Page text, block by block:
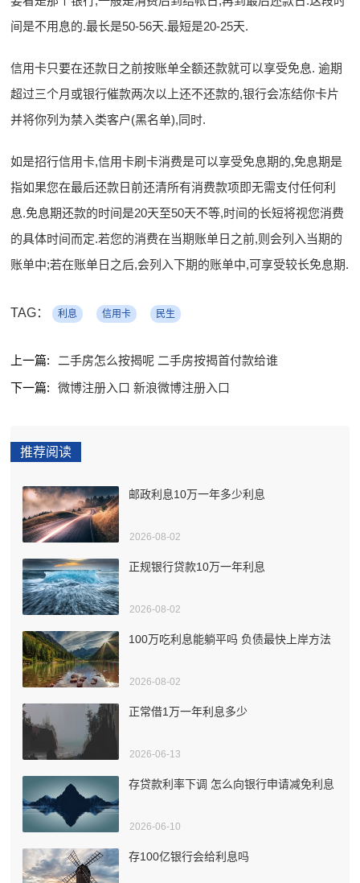
间是不用息的.最长是50-56天.最短是20-25天.
信用卡只要在还款日之前按账单全额还款就可以享受免息. 逾期
超过三个月或银行催款两次以上还不还款的,银行会冻结你卡片
并将你列为禁入类客户(黑名单),同时.
如是招行信用卡,信用卡刷卡消费是可以享受免息期的,免息期是
指如果您在最后还款日前还清所有消费款项即无需支付任何利
息.免息期还款的时间是20天至50天不等,时间的长短将视您消费
的具体时间而定.若您的消费在当期账单日之前,则会列入当期的
账单中;若在账单日之后,会列入下期的账单中,可享受较长免息期.
TAG： 利息 信用卡 民生
上一篇:
二手房怎么按揭呢 二手房按揭首付款给谁
下一篇:
微博注册入口 新浪微博注册入口
推荐阅读
邮政利息10万一年多少利息
2026-08-02
正规银行贷款10万一年利息
2026-08-02
100万吃利息能躺平吗 负债最快上岸方法
2026-08-02
正常借1万一年利息多少
2026-06-13
存贷款利率下调 怎么向银行申请减免利息
2026-06-10
存100亿银行会给利息吗